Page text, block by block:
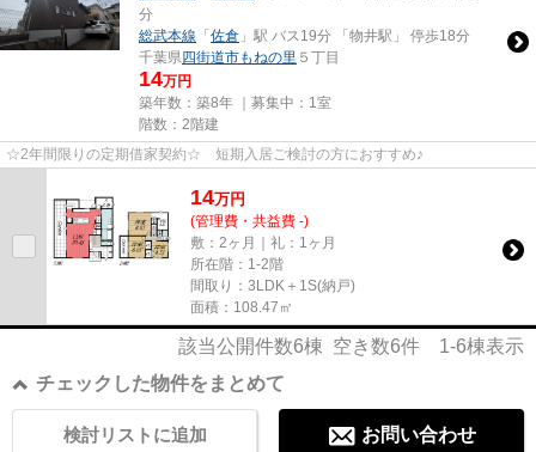
分
総武本線 「佐倉 」駅 バス19分 「物井駅」 停歩18分
千葉県四街道市もねの里 ５丁目
14万円
築年数：築8年 ｜募集中： 1室
階数：2階建
☆2年間限りの定期借家契約☆ 短期入居ご検討の方におすすめ♪
14万円
(管理費・共益費 -)
敷：2ヶ月｜礼：1ヶ月
所在階：1-2階
間取り：3LDK＋1S(納戸)
面積：108.47㎡
該当公開件数6棟 空き数6件 1-6棟表示
チェックした物件をまとめて
お問い合わせ
検討リストに追加